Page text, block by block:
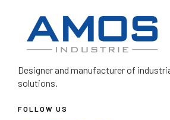
Designer and manufacturerof
solutions.
FOLLOW US